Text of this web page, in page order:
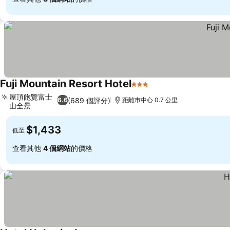
Fuji Mountain Resort Hotel3 星級
6.6(689 個評分)
屋頂飽覽富士
山全景
距離市中心 0.7 公里
低至 $1,433
查看其他 4 個網站的價格